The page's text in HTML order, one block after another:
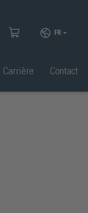
FR
Carrière Contact